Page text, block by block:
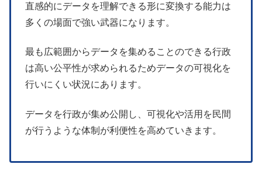
直感的にデータを理解できる形に変換する能力は
多くの場面で強い武器になります。
最も広範囲からデータを集めることのできる行政
は高い公平性が求められるためデータの可視化を
行いにくい状況にあります。
データを行政が集め公開し、可視化や活用を民間
が行うような体制が利便性を高めていきます。